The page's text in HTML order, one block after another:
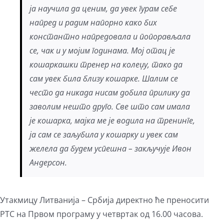
ја научила да ценим, да увек гурам себе
напред и радим напорно како бих
константно напредовала и попорављала
се, чак и у мојим годинама. Мој отац је
кошаркашки тренер на колеџу, тако да
сам увек била близу кошарке. Шалим се
често да никада нисам добила прилику да
заволим нешто друго. Све што сам имала
је кошарка, мајка ме је водила на тренинге,
ја сам се заљубила у кошарку и увек сам
желела да будем успешна – закључује Ивон
Андерсон.
Утакмицу Литванија – Србија директно ће преносити
РТС на Првом програму у четвртак од 16.00 часова.